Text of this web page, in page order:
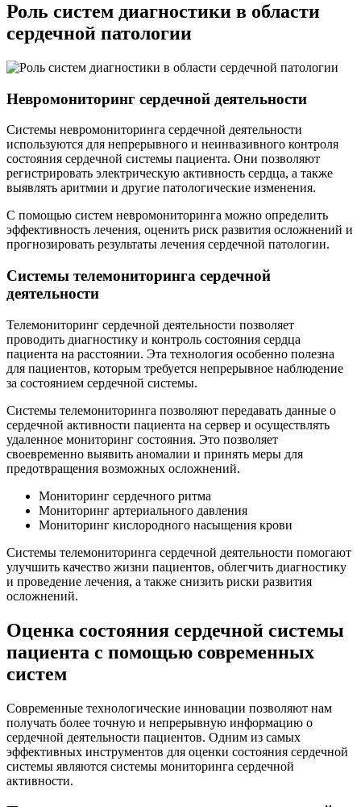
Роль систем диагностики в области
сердечной патологии
Невромониторинг сердечной деятельности
Системы невромониторинга сердечной деятельности
используются для непрерывного и неинвазивного контроля
состояния сердечной системы пациента. Они позволяют
регистрировать электрическую активность сердца, а также
выявлять аритмии и другие патологические изменения.
С помощью систем невромониторинга можно определить
эффективность лечения, оценить риск развития осложнений и
прогнозировать результаты лечения сердечной патологии.
Системы телемониторинга сердечной
деятельности
Телемониторинг сердечной деятельности позволяет
проводить диагностику и контроль состояния сердца
пациента на расстоянии. Эта технология особенно полезна
для пациентов, которым требуется непрерывное наблюдение
за состоянием сердечной системы.
Системы телемониторинга позволяют передавать данные о
сердечной активности пациента на сервер и осуществлять
удаленное мониторинг состояния. Это позволяет
своевременно выявить аномалии и принять меры для
предотвращения возможных осложнений.
Мониторинг сердечного ритма
Мониторинг артериального давления
Мониторинг кислородного насыщения крови
Системы телемониторинга сердечной деятельности помогают
улучшить качество жизни пациентов, облегчить диагностику
и проведение лечения, а также снизить риски развития
осложнений.
Оценка состояния сердечной системы
пациента с помощью современных
систем
Современные технологические инновации позволяют нам
получать более точную и непрерывную информацию о
сердечной деятельности пациентов. Одним из самых
эффективных инструментов для оценки состояния сердечной
системы являются системы мониторинга сердечной
активности.